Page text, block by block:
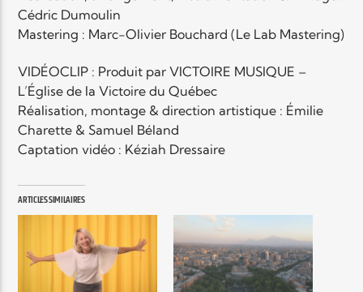
Cédric Dumoulin
Mastering : Marc-Olivier Bouchard (Le Lab Mastering)
VIDÉOCLIP : Produit par VICTOIRE MUSIQUE –
L’Église de la Victoire du Québec
Réalisation, montage & direction artistique : Émilie
Charette & Samuel Béland
Captation vidéo : Kéziah Dressaire
ARTICLES SIMILAIRES